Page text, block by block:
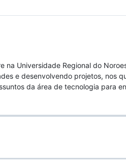
Universidade Regional do
e desenvolvendo projetos, nos
da área de tecnologia para